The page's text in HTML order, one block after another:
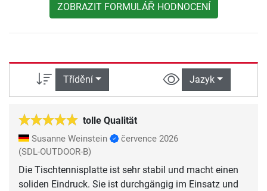
ZOBRAZIT FORMULÁŘ HODNOCENÍ
Třídění Jazyk
tolle Qualität
Susanne Weinstein
července 2026
(SDL-OUTDOOR-B)
Die Tischtennisplatte ist sehr stabil und macht einen
soliden Eindruck. Sie ist durchgängig im Einsatz und